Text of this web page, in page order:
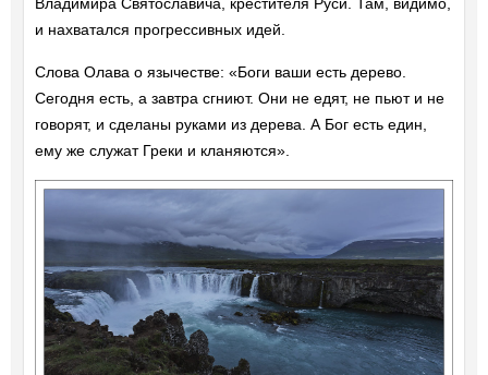
и нахватался прогрессивных идей.
Слова Олава о язычестве: «Боги ваши есть дерево.
Сегодня есть, а завтра сгниют. Они не едят, не пьют и не
говорят, и сделаны руками из дерева. А Бог есть един,
ему же служат Греки и кланяются».